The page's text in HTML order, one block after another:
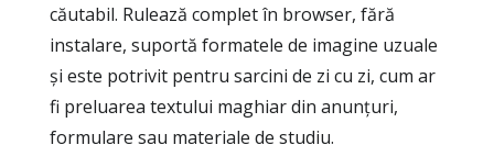
căutabil. Rulează complet în browser, fără
instalare, suportă formatele de imagine uzuale
și este potrivit pentru sarcini de zi cu zi, cum ar
fi preluarea textului maghiar din anunțuri,
formulare sau materiale de studiu.